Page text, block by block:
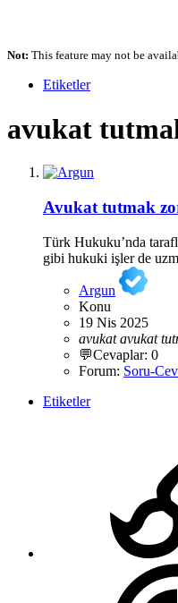
Not: This feature may not be
Etiketler
avukat
Avukat tutmak
Türk Hukuku’nda
gibi hukuki işler de
Argun
Konu
19 Nis 2025
avukat avukat
💬Cevaplar: 0
Forum: Soru-
Etiketler